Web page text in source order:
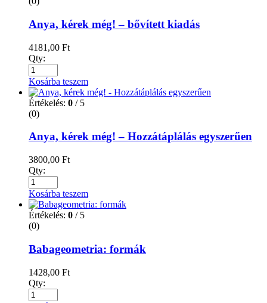
Anya, kérek még! – bővített kiadás
4181,00 Ft
Qty:
Kosárba teszem
Értékelés: 0 / 5
(0)
Anya, kérek még! – Hozzátáplálás egyszerűen
3800,00 Ft
Qty:
Kosárba teszem
Értékelés: 0 / 5
(0)
Babageometria: formák
1428,00 Ft
Qty: